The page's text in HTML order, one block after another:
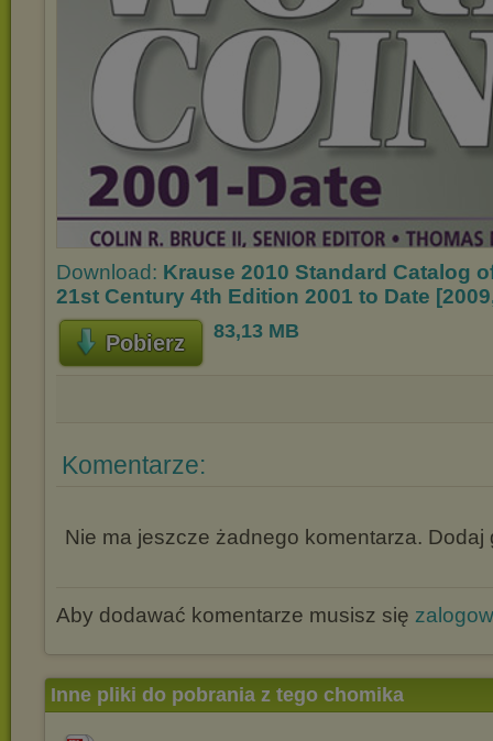
Download: Krause 2010 Standard Catalog
21st Century 4th Edition 2001 to Date
Pobierz 83,13 MB
Komentarze:
Nie ma jeszcze żadnego komentarza. Dodaj
Aby dodawać komentarze musisz się
Inne pliki do pobrania z tego chomika